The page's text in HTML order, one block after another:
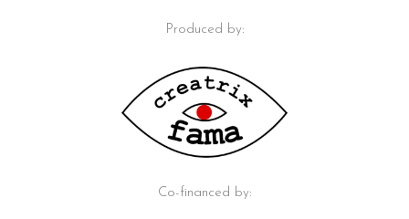
Produced by:
Co-financed by: